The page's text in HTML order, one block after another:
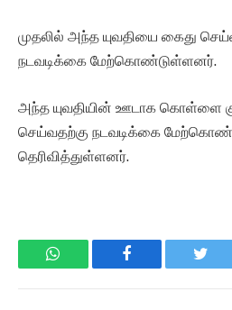
முதலில் அந்த யுவதியை கைது
நடவடிக்கை மேற்கொண்டுள்ளனர்.
அந்த யுவதியின் ஊடாக கொள்ளை
செய்வதற்கு நடவடிக்கை
தெரிவித்துள்ளனர்.
WhatsAppFacebook